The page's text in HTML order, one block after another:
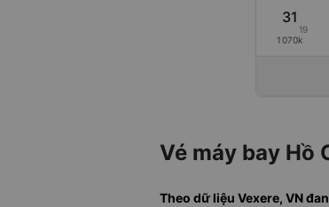
31
19
1070k
Vé máy bay Hồ
Theo dữ liệu Vexere, VN